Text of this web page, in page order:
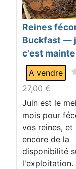
Reines
Buckfast —
c'est
A vendre
27,00 €
Juin est le
mois pour
vos reines, et
encore de la
disponibilité
l'exploitation.